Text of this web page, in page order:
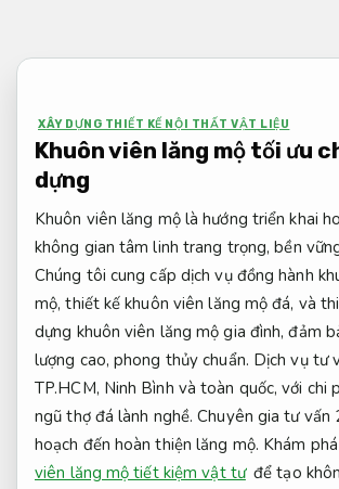
nội
XÂY DỰNG THIẾT KẾ NỘI THẤT VẬT LIỆU
Khuôn viên lăng mộ tối ưu
dựng
Khuôn viên lăng mộ là hướng triển khai
không gian tâm linh trang trọng, bền
Chúng tôi cung cấp dịch vụ đồng hành
mộ, thiết kế khuôn viên lăng mộ đá, và
dựng khuôn viên lăng mộ gia đình, đảm
lượng cao, phong thủy chuẩn. Dịch vụ tư
TP.HCM, Ninh Bình và toàn quốc, với chi
ngũ thợ đá lành nghề. Chuyên gia tư vấn
hoạch đến hoàn thiện lăng mộ. Khám
viên lăng mộ tiết kiệm vật tư để tạo